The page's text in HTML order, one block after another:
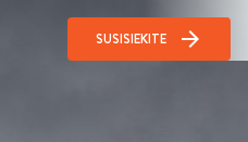
SUSISIEKITE arrow_forward